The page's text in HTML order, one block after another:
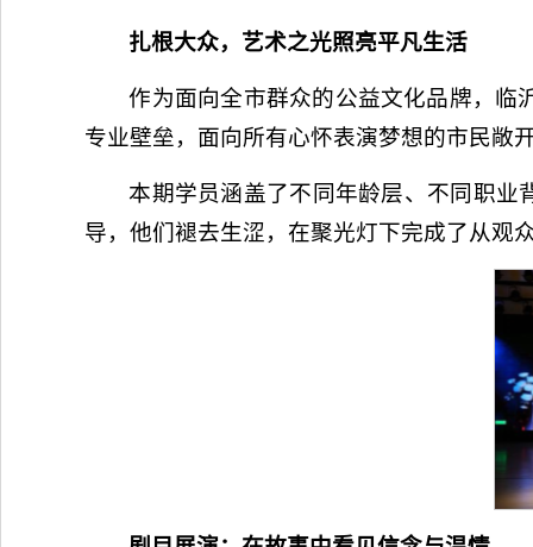
扎根大众，艺术之光照亮平凡生活
作为面向全市群众的公益文化品牌，临
专业壁垒，面向所有心怀表演梦想的市民敞
本期学员涵盖了不同年龄层、不同职业
导，他们褪去生涩，在聚光灯下完成了从观